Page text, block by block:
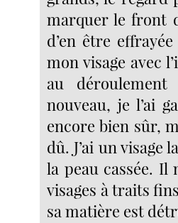
marquer le front
d’en être
mon visage avec
au déroulement
nouveau, je l’ai
encore bien sûr,
dû. J’ai un visage
la peau cassée. Il
visages à traits
sa matière est